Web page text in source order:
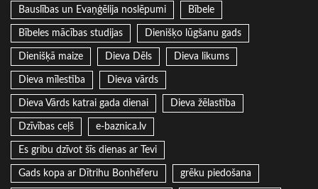
Bauslības un Evaņģēlija noslēpumi Bībele
Bībeles mācības studijas Dienišķo lūgšanu gads
Dienišķā maize Dieva Dēls Dieva likums
Dieva mīlestība Dieva vārds
Dieva Vārds katrai gada dienai Dieva žēlastība
Dzīvības ceļš e-baznica.lv
Es gribu dzīvot šīs dienas ar Tevi
Gads kopa ar Dītrihu Bonhēferu grēku piedošana